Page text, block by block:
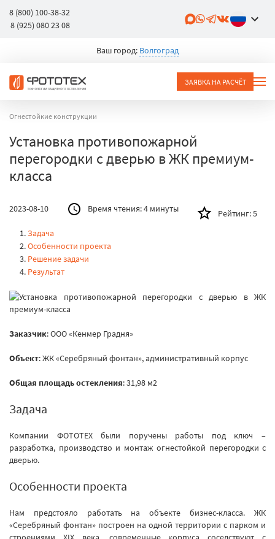
8 (800) 100-38-32
8 (925) 080 23 08
Ваш город: Волгоград
ЗАЯВКА НА РАСЧЁТ
Огнестойкие конструкции
Установка противопожарной
перегородки с дверью в ЖК премиум-
класса
2023-08-10 Время чтения:4 минуты Рейтинг:5
Задача
Особенности проекта
Решение задачи
Результат
Заказчик: ООО «Кенмер Градня»
Объект: ЖК «Серебряный фонтан», административный корпус
Общая площадь остекления: 31,98 м2
Задача
Компании ФОТОТЕХ были поручены работы под ключ –
разработка, производство и монтаж огнестойкой перегородки с
дверью.
Особенности проекта
Нам предстояло работать на объекте бизнес-класса. ЖК
«Серебряный фонтан» построен на одной территории с парком и